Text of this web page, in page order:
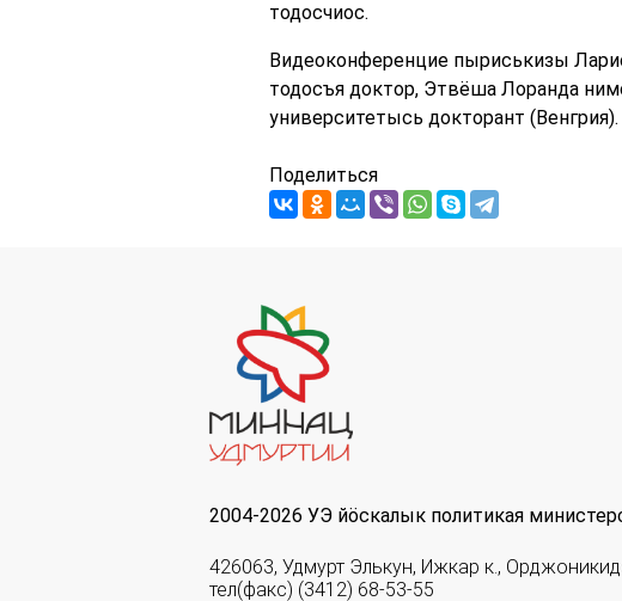
тодосчиос.
Видеоконференцие пыриськизы
тодосъя доктор, Этвёша Лоранда
университетысь докторант (Венгрия).
Поделиться
2004-2026 УЭ йöскалык политикая
426063, Удмурт Элькун, Ижкар к.,
тел(факс) (3412) 68-53-55